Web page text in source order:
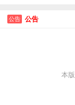
公告 公告
本